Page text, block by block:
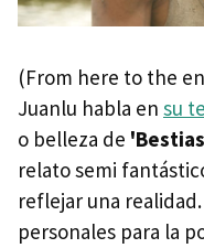
(From here to the
Juanlu habla en su
o belleza de
relato semi
reflejar una
personales para la